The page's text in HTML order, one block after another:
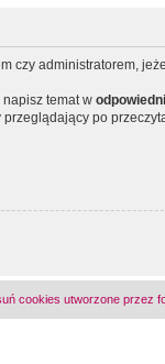
czy administratorem,
temat w
po
cookies utworzone przez